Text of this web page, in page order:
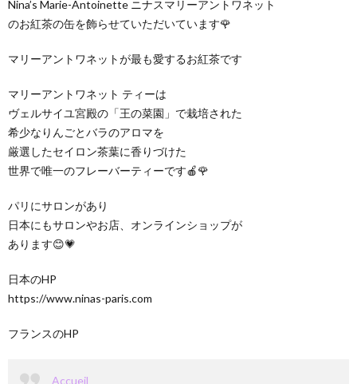
Nina’s Marie-Antoinette ニナスマリーアントワネット
のお紅茶の缶を飾らせていただいています🌹
マリーアントワネットが最も愛するお紅茶です
マリーアントワネット ティーは
ヴェルサイユ宮殿の「王の菜園」で栽培された
希少なりんごとバラのアロマを
厳選したセイロン茶葉に香りづけた
世界で唯一のフレーバーティーです🍎🌹
パリにサロンがあり
日本にもサロンやお店、オンラインショップが
あります😊💗
日本のHP
https://www.ninas-paris.com
フランスのHP
Accueil